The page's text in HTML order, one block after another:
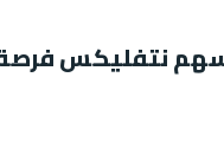
نتفليكس